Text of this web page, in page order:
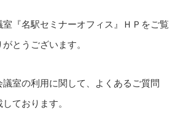
『名駅セミナーオフィス』ＨＰをご覧
とうございます。
室の利用に関して、よくあるご質問
ております。